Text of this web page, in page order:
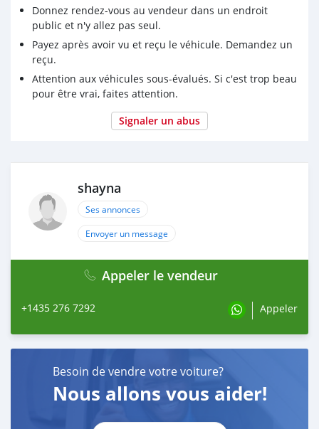
Donnez rendez-vous au vendeur dans un endroit
public et n'y allez pas seul.
Payez après avoir vu et reçu le véhicule. Demandez un
reçu.
Attention aux véhicules sous-évalués. Si c'est trop beau
pour être vrai, faites attention.
Signaler un abus
shayna
Ses annonces
Envoyer un message
Appeler le vendeur
+1435 276 7292 Appeler
Besoin de vendre votre voiture?
Nous allons vous aider!